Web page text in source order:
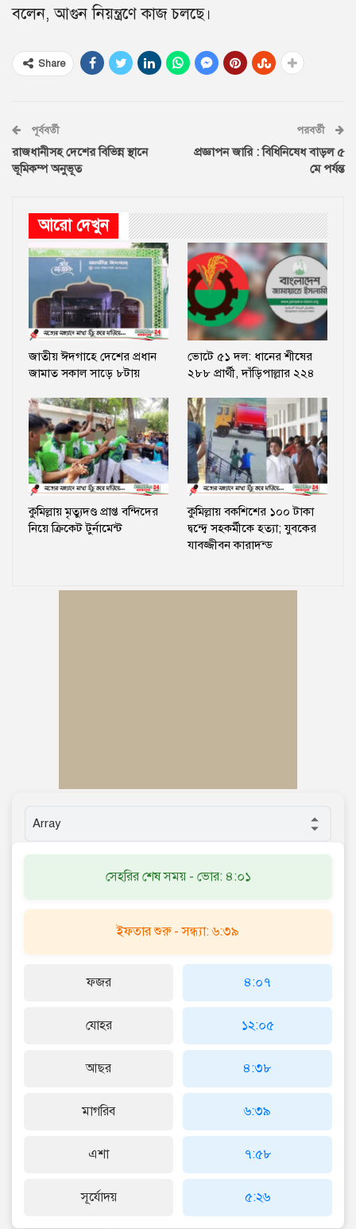
বলেন, আগুন নিয়ন্ত্রণে কাজ চলছে।
Share
পূর্ববর্তী
রাজধানীসহ দেশের বিভিন্ন স্থানে
ভূমিকম্প অনুভূত
পরবর্তী
প্রজ্ঞাপন জারি : বিধিনিষেধ বাড়ল ৫
মে পর্যন্ত
আরো দেখুন
জাতীয় ঈদগাহে দেশের প্রধান
জামাত সকাল সাড়ে ৮টায়
ভোটে ৫১ দল: ধানের শীষের
২৮৮ প্রার্থী, দাঁড়িপাল্লার ২২৪
কুমিল্লায় মৃত্যুদণ্ড প্রাপ্ত বন্দিদের
নিয়ে ক্রিকেট টুর্নামেন্ট
কুমিল্লায় বকশিশের ১০০ টাকা
দ্বন্দ্বে সহকর্মীকে হত্যা; যুবকের
যাবজ্জীবন কারাদন্ড
সেহরির শেষ সময় - ভোর: ৪:০১
ইফতার শুরু - সন্ধ্যা: ৬:৩৯
ফজর
যোহর
আছর
মাগরিব
এশা
সূর্যোদয়
৪:০৭
১২:০৫
৪:৩৮
৬:৩৯
৭:৫৮
৫:২৬